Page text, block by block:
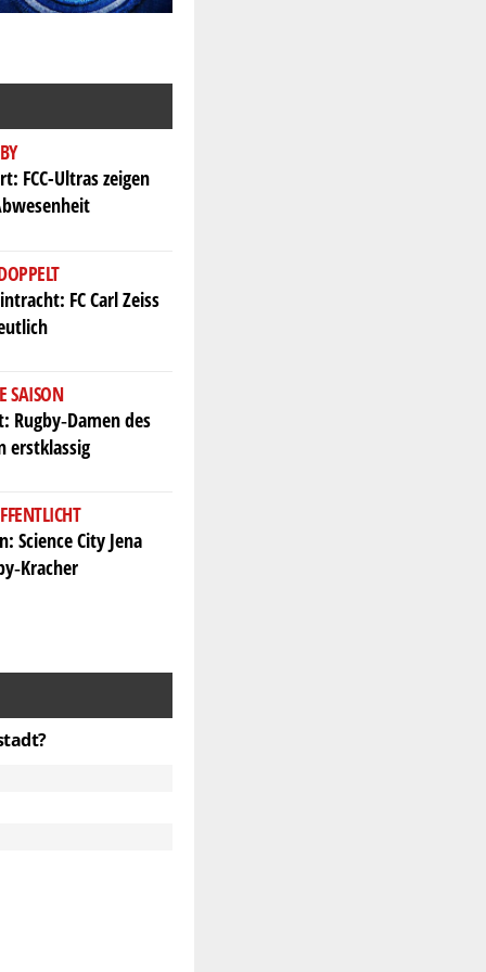
FCC-Ultras zeigen
FC Carl Zeiss
SAISON
Rugby‑Damen des
erstklassig
Science City Jena